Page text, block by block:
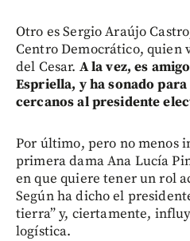
Otro es Sergio Araújo
Centro Democrático,
del Cesar. A la vez, es
Espriella, y ha sonado
cercanos al presidente
Por último, pero no menos
primera dama Ana Lucía
en que quiere tener un rol
Según ha dicho el
tierra” y, ciertamente,
logística.